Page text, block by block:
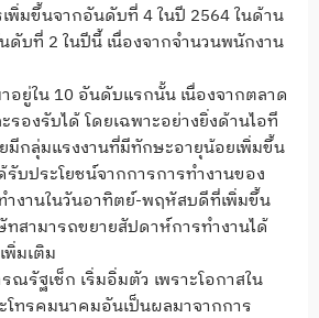
พิ่มขึ้นจากอันดับที่ 4 ในปี 2564 ในด้าน
บที่ 2 ในปีนี้ เนื่องจากจำนวนพนักงาน
อยู่ใน 10 อันดับแรกนั้น เนื่องจากตลาด
รองรับได้ โดยเฉพาะอย่างยิ่งด้านไอที
มีกลุ่มแรงงานที่มีทักษะอายุน้อยเพิ่มขึ้น
รับประโยชน์จากการการทำงานของ
งานในวันอาทิตย์-พฤหัสบดีที่เพิ่มขึ้น
สามารถขยายสัปดาห์การทำงานได้
พิ่มเติม
ณรัฐเช็ก เริ่มอิ่มตัว เพราะโอกาสใน
โทรคมนาคมอันเป็นผลมาจากการ